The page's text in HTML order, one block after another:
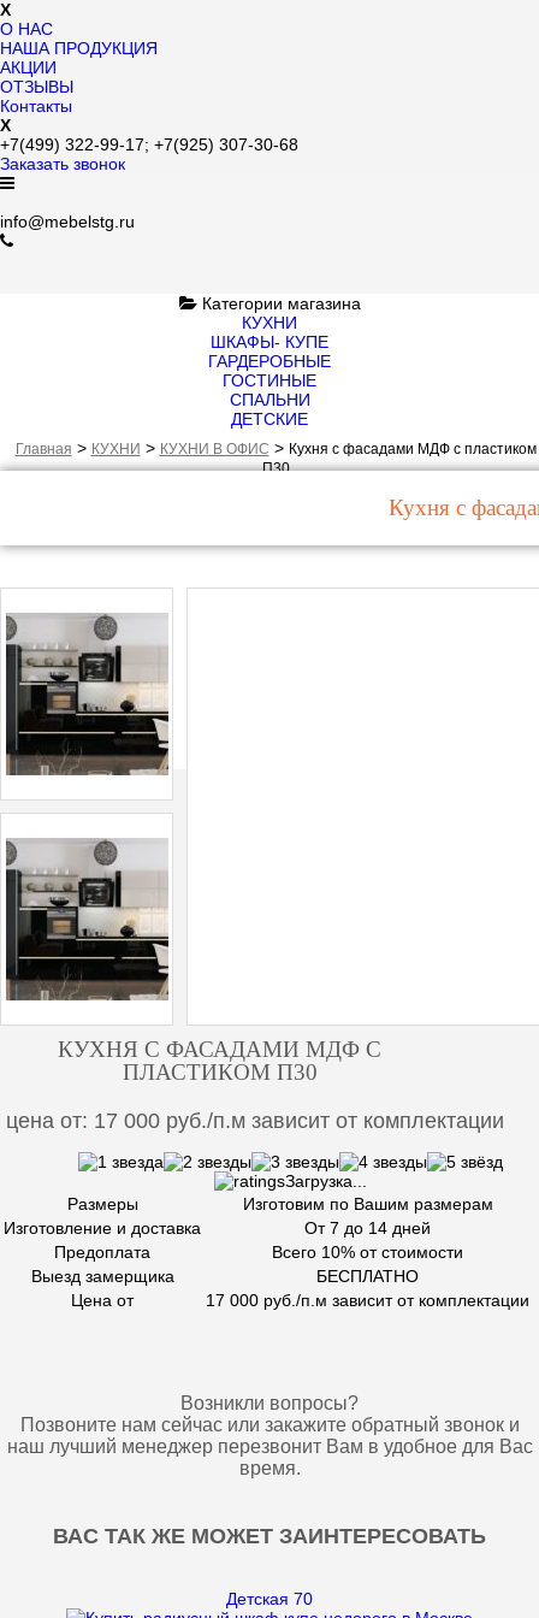
X
О НАС
НАША ПРОДУКЦИЯ
АКЦИИ
ОТЗЫВЫ
Контакты
X
+7(499) 322-99-17; +7(925) 307-30-68
Заказать звонок
info@mebelstg.ru
Категории магазина
КУХНИ
ШКАФЫ- КУПЕ
ГАРДЕРОБНЫЕ
ГОСТИНЫЕ
СПАЛЬНИ
ДЕТСКИЕ
Главная > КУХНИ > КУХНИ В ОФИС > Кухня с фасадами МДФ с пластиком
П30
Кухня с
КУХНЯ С ФАСАДАМИ МДФ С
ПЛАСТИКОМ П30
цена от: 17 000 руб./п.м зависит от комплектации
Загрузка...
Размеры
Изготовим по Вашим размерам
Изготовление и доставка
От 7 до 14 дней
Предоплата
Всего 10% от стоимости
Выезд замерщика
БЕСПЛАТНО
Цена от
17 000 руб./п.м зависит от комплектации
Возникли вопросы?
Позвоните нам сейчас или закажите обратный звонок и
наш лучший менеджер перезвонит Вам в удобное для Вас
время.
ВАС ТАК ЖЕ МОЖЕТ ЗАИНТЕРЕСОВАТЬ
Детская 70